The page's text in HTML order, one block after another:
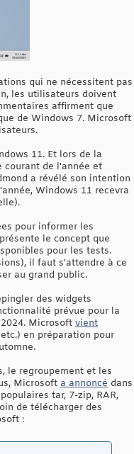
qui ne nécessitent pas
les utilisateurs doivent
affirment que
de Windows 7. Microsoft
11. Et lors de la
courant de l'année et
a révélé son intention
Windows 11 recevra
pour informer les
le concept que
pour les tests.
il faut s'attendre à ce
au grand public.
des widgets
prévue pour la
Microsoft vient
en préparation pour
le regroupement et les
Microsoft a annoncé dans
tar, 7-zip, RAR,
de télécharger des
: